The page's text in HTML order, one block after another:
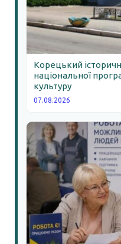
Корецький
національної
культуру
07.08.2026